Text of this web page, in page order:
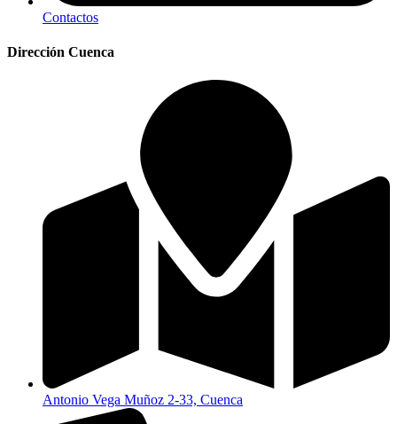
Contactos
Dirección Cuenca
Antonio Vega Muñoz 2-33, Cuenca